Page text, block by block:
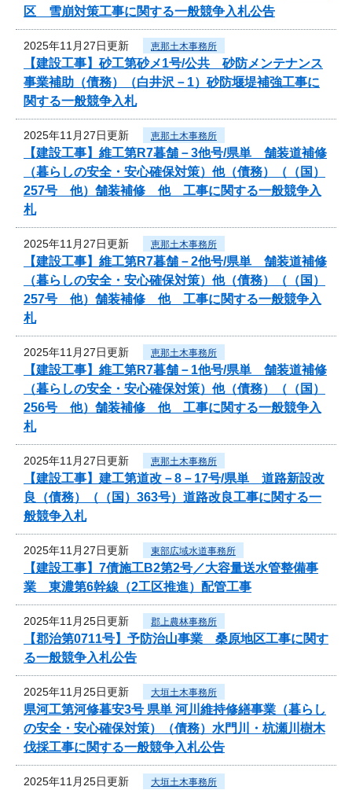
区 雪崩対策工事に関する一般競争入札公告
2025年11月27日更新 恵那土木事務所
【建設工事】砂工第砂メ1号/公共 砂防メンテナンス
事業補助（債務）（白井沢－1）砂防堰堤補強工事に
関する一般競争入札
2025年11月27日更新 恵那土木事務所
【建設工事】維工第R7暮舗－3他号/県単 舗装道補修
（暮らしの安全・安心確保対策）他（債務）（（国）
257号 他）舗装補修 他 工事に関する一般競争入
札
2025年11月27日更新 恵那土木事務所
【建設工事】維工第R7暮舗－2他号/県単 舗装道補修
（暮らしの安全・安心確保対策）他（債務）（（国）
257号 他）舗装補修 他 工事に関する一般競争入
札
2025年11月27日更新 恵那土木事務所
【建設工事】維工第R7暮舗－1他号/県単 舗装道補修
（暮らしの安全・安心確保対策）他（債務）（（国）
256号 他）舗装補修 他 工事に関する一般競争入
札
2025年11月27日更新 恵那土木事務所
【建設工事】建工第道改－8－17号/県単 道路新設改
良（債務）（（国）363号）道路改良工事に関する一
般競争入札
2025年11月27日更新 東部広域水道事務所
【建設工事】7債施工B2第2号／大容量送水管整備事
業 東濃第6幹線（2工区推進）配管工事
2025年11月25日更新 郡上農林事務所
【郡治第0711号】予防治山事業 桑原地区工事に関す
る一般競争入札公告
2025年11月25日更新 大垣土木事務所
県河工第河修暮安3号 県単 河川維持修繕事業（暮らし
の安全・安心確保対策）（債務）水門川・杭瀬川樹木
伐採工事に関する一般競争入札公告
2025年11月25日更新 大垣土木事務所